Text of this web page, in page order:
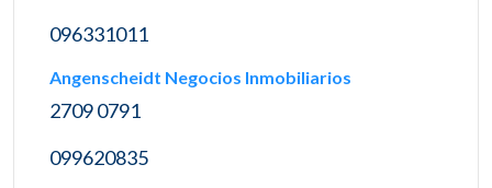
096331011
Angenscheidt Negocios Inmobiliarios
2709 0791
099620835